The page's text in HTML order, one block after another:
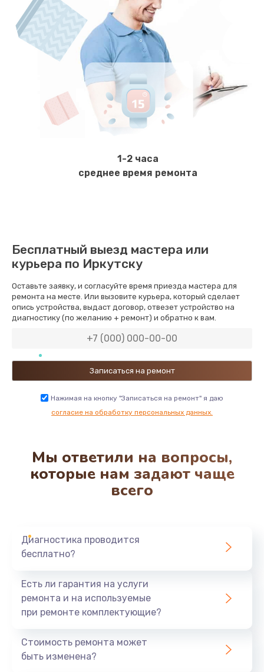
1-2 часа
среднее время ремонта
Бесплатный выезд мастера или
курьера по Иркутску
Оставьте заявку, и согласуйте время приезда мастера для
ремонта на месте. Или вызовите курьера, который сделает
опись устройства, выдаст договор, отвезет устройство на
диагностику (по желанию + ремонт) и обратно к вам.
Нажимая на кнопку "Записаться на ремонт" я даю
согласие на обработку персональных данных.
Мы ответили на вопросы,
которые нам задают чаще
всего
Диагностика проводится
бесплатно?
Есть ли гарантия на услуги
ремонта и на используемые
при ремонте комплектующие?
Стоимость ремонта может
быть изменена?